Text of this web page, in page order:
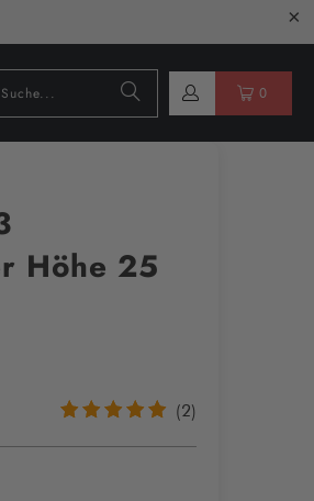
0
Höhe 25
(2)2